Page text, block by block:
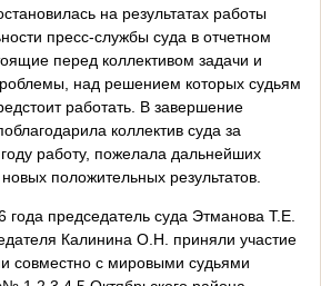
на результатах работы
пресс-службы суда в отчетном
перед коллективом задачи и
над решением которых судьям
работать. В завершение
коллектив суда за
работу, пожелала дальнейших
положительных результатов.
года председатель суда Этманова Т.Е.
Калинина О.Н. приняли участие
совместно с мировыми судьями